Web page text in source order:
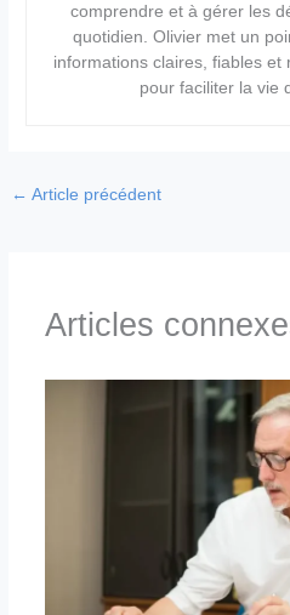
comprendre et à gérer les
quotidien. Olivier met un
informations claires, fiables
pour faciliter la vie
← Article précédent
Articles